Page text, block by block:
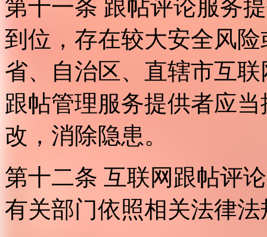
第十一条 跟帖评论服务
到位，存在较大安全风
省、自治区、直辖市互
跟帖管理服务提供者应
改，消除隐患。
第十二条 互联网跟帖评
有关部门依照相关法律